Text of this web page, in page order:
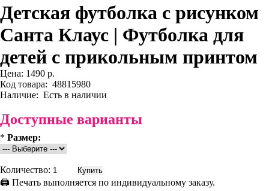
Детская футболка с рисунком
Санта Клаус | Футболка для
детей с прикольным принтом
Цена: 1490 р.
Код товара: 48815980
Наличие: Есть в наличии
Доступные варианты
* Размер:
Количество:
🖨 Печать выполняется по индивидуальному заказу.